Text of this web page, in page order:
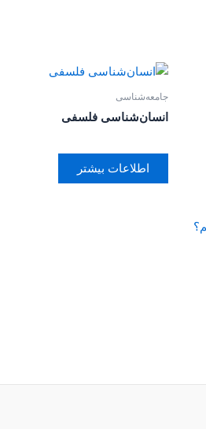
جامعه‌شناسی
انسان‌شناسی فلسفی
اطلاعات بیشتر